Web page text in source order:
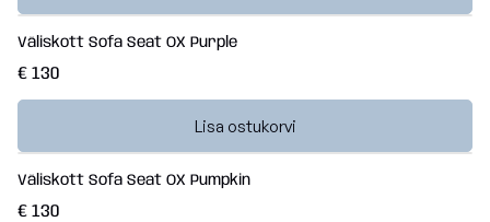
Väliskott Sofa Seat OX Purple
€ 130
Lisa ostukorvi
Väliskott Sofa Seat OX Pumpkin
€ 130